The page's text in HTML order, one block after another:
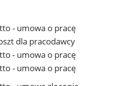
- umowa o pracę
dla pracodawcy
- umowa o pracę
- umowa o pracę